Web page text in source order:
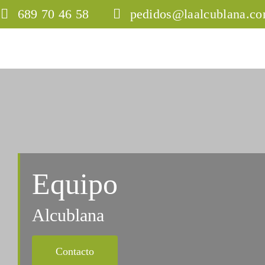
Saltar 689 70 46 58
Equipo
Alcublana
Contacto